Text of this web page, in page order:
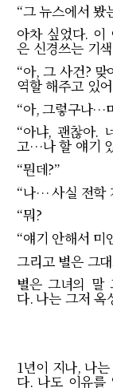
“그 뉴스에서 봤
아차 싶었다. 이
은 신경쓰는 기
“아, 그 사건? 맞
역할 해주고 있어
“아,그렇구나…
“아냐,괜찮아.
고…나 할 얘기
“뭔데?”
“나…사실 전학
“뭐?
“얘기 안해서 미
그리고 별은 그
별은 그녀의 말
다. 나는 그저 옥
1년이 지나, 나
다. 나도 이유를